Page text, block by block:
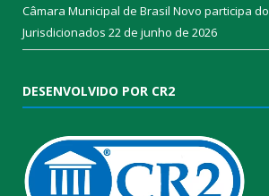
Câmara Municipal de Brasil Novo participa do
Jurisdicionados 22 de junho de 2026
DESENVOLVIDO POR CR2